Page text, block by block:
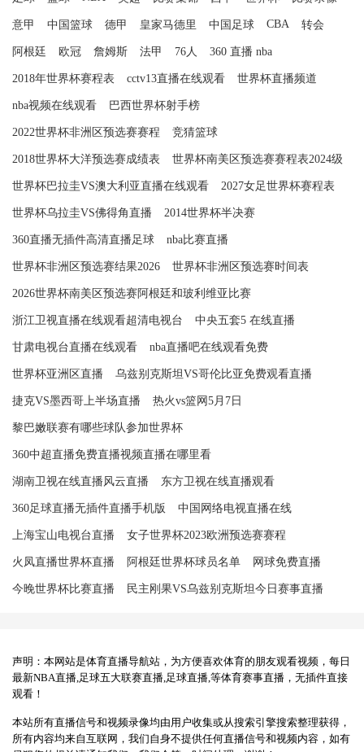
意甲 中国篮球 德甲 皇家马德里 中国足球 CBA 转会
阿根廷 欧冠 詹姆斯 法甲 76人 360 直播 nba
2018年世界杯赛程表 cctv13直播在线观看 世界杯直播频道
nba视频在线观看 巴西世界杯射手榜
2022世界杯非洲区预选赛赛程 竞猜篮球
2018世界杯大洋预选赛成绩表 世界杯南美区预选赛赛程表2024级
世界杯巴拉圭VS澳大利亚直播在线观看 2027女足世界杯赛程表
世界杯乌拉圭VS佛得角直播 2014世界杯半决赛
360直播无插件高清直播足球 nba比赛直播
世界杯非洲区预选赛结果2026 世界杯非洲区预选赛时间表
2026世界杯南美区预选赛阿根廷和玻利维亚比赛
浙江卫视直播在线观看超清电视台 中央五套5 在线直播
甘肃电视台直播在线观看 nba直播吧在线观看免费
世界杯亚洲区直播 乌兹别克斯坦VS哥伦比亚免费观看直播
捷克VS墨西哥上半场直播 热火vs篮网5月7日
黎巴嫩联赛有哪些球队参加世界杯
360中超直播免费直播视频直播在哪里看
湖南卫视在线直播风云直播 东方卫视在线直播观看
360足球直播无插件直播手机版 中国网络电视直播在线
上海宝山电视台直播 女子世界杯2023欧洲预选赛赛程
火凤直播世界杯直播 阿根廷世界杯球员名单 网球免费直播
今晚世界杯比赛直播 民主刚果VS乌兹别克斯坦今日赛事直播
声明：本网站是体育直播导航站，为方便喜欢体育的朋友观看视频，每日
最新NBA直播,足球五大联赛直播,足球直播,等体育赛事直播，无插件直接
观看！
本站所有直播信号和视频录像均由用户收集或从搜索引擎搜索整理获得，
所有内容均来自互联网，我们自身不提供任何直播信号和视频内容，如有